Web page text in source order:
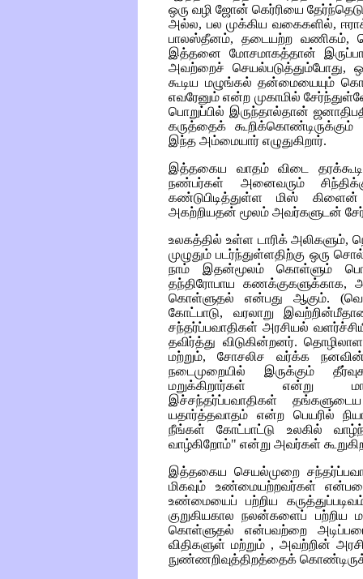
ஒரு வழி ஜோன் கெர்ரியை
அல்ல, பல முக்கிய வகைகளில்,
பாலஸ்தீனம், தடையற்ற வணிகம்,
இத்தனை மோசமாகத்தான்
அவற்றைச் செயல்படுத்தும்போது,
கூடிய மழுங்கல் தன்மையையும்
எவரேனும் என்ற முகாமில்
பொறுப்பில் இருந்தால்தான்
கருத்தைக் கூறிக்கொண்டிருக்கும்
இந்த அம்மையார் எழுதுகிறார்.
இத்தகைய வாதம் விடை
நண்பர்கள் அனைவரும்
கண்டுபிடித்துள்ள மிஸ்
அகற்றியதன் மூலம் அவர்களுடன்
உலகத்தில் உள்ள டாரிக்
முழுதும் படர்ந்துள்ளதிற்கு ஒரு
நாம் இதன்மூலம் கொள்ளும்
தந்திரோபாய
கொள்ளுதல் என்பது ஆகும்.
கோட்பாடு, வரலாறு
சந்தர்ப்பவாதிகள் அரசியல்
தவிர்த்து விடுகின்றனர்.
மற்றும், சோசலிச வர்க்க நனவின்
நடைமுறையில் இருக்கும்
மறுக்கிறார்கள் என்று
இச்சந்தர்ப்பவாதிகள்
யதார்த்தவாதம் என்ற பெயரில்
நீங்கள் கோட்பாட்டு உலகில்
வாழ்கிறோம்" என்று அவர்கள்
இத்தகைய செயல்முறை
மிகவும் உண்மையற்றவர்கள்
உண்மையைப் பற்றிய
குறுகியகால நலன்களைப் பற்றிய
கொள்ளுதல் என்பவற்றை
விதிகளுள் மற்றும் , அவற்றின்
நுண்ணறிவுத்திறத்தைக்